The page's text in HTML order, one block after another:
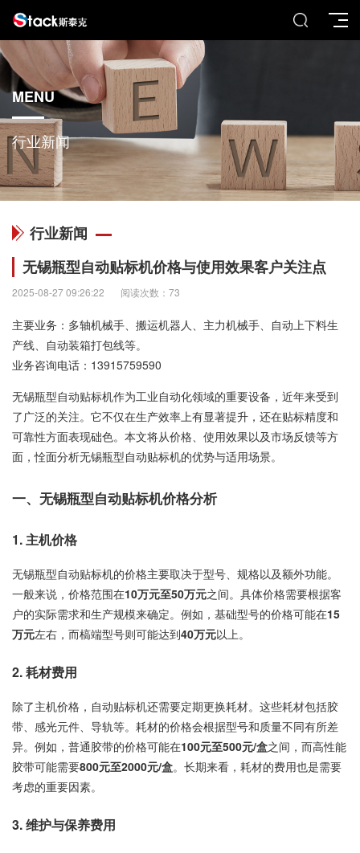
MENU
行业新闻
行业新闻
无锡瓶型自动贴标机价格与使用效果客户关注点
2025-08-27 09:26:22 阅读次数：73
主要业务：多轴机械手、搬运机器人、主力机械手、自动上下料生
产线、自动装箱打包线等。
业务咨询电话： 13915759590
无锡瓶型自动贴标机作为工业自动化领域的重要设备，近年来受到
了广泛的关注。它不仅在生产效率上有显著提升，还在贴标精度和
可靠性方面表现础色。本文将从价格、使用效果以及市场反馈等方
面，恮面分析无锡瓶型自动贴标机的优势与适用场景。
一、无锡瓶型自动贴标机价格分析
1. 主机价格
无锡瓶型自动贴标机的价格主要取决于型号、规格以及额外功能。
一般来说，价格范围在10万元至50万元之间。具体价格需要根据客
户的实际需求和生产规模来确定。例如，基础型号的价格可能在15
万元左右，而槁端型号则可能达到40万元以上。
2. 耗材费用
除了主机价格，自动贴标机还需要定期更换耗材。这些耗材包括胶
带、感光元件、导轨等。耗材的价格会根据型号和质量不同有所差
异。例如，普通胶带的价格可能在100元至500元/盒之间，而高性能
胶带可能需要800元至2000元/盒。长期来看，耗材的费用也是需要
考虑的重要因素。
3. 维护与保养费用